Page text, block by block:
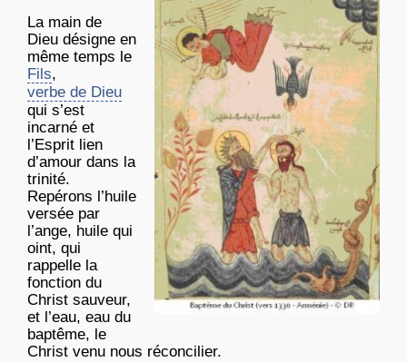
La main de
Dieu désigne en
même temps le
Fils,
verbe de Dieu
qui s’est
incarné et
l’Esprit lien
d’amour dans la
trinité.
Repérons l’huile
versée par
l’ange, huile qui
oint, qui
rappelle la
fonction du
Christ sauveur,
et l’eau, eau du
baptême, le
Christ venu nous réconcilier.